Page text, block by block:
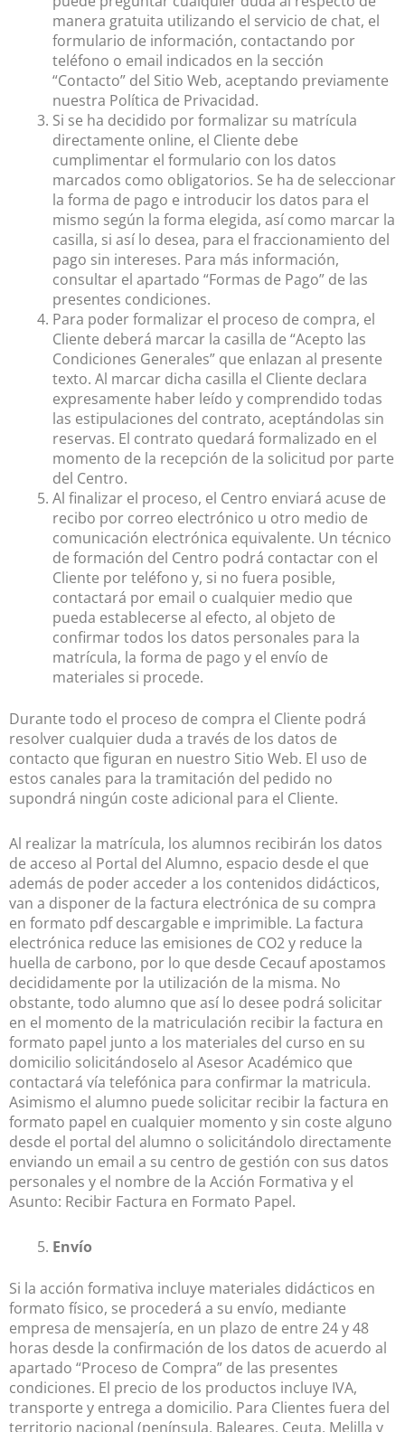
manera gratuita utilizando el servicio de chat, el
formulario de información, contactando por
teléfono o email indicados en la sección
“Contacto” del Sitio Web, aceptando previamente
nuestra Política de Privacidad.
Si se ha decidido por formalizar su matrícula
directamente online, el Cliente debe
cumplimentar el formulario con los datos
marcados como obligatorios. Se ha de seleccionar
la forma de pago e introducir los datos para el
mismo según la forma elegida, así como marcar la
casilla, si así lo desea, para el fraccionamiento del
pago sin intereses. Para más información,
consultar el apartado “Formas de Pago” de las
presentes condiciones.
Para poder formalizar el proceso de compra, el
Cliente deberá marcar la casilla de “Acepto las
Condiciones Generales” que enlazan al presente
texto. Al marcar dicha casilla el Cliente declara
expresamente haber leído y comprendido todas
las estipulaciones del contrato, aceptándolas sin
reservas. El contrato quedará formalizado en el
momento de la recepción de la solicitud por parte
del Centro.
Al finalizar el proceso, el Centro enviará acuse de
recibo por correo electrónico u otro medio de
comunicación electrónica equivalente. Un técnico
de formación del Centro podrá contactar con el
Cliente por teléfono y, si no fuera posible,
contactará por email o cualquier medio que
pueda establecerse al efecto, al objeto de
confirmar todos los datos personales para la
matrícula, la forma de pago y el envío de
materiales si procede.
Durante todo el proceso de compra el Cliente podrá
resolver cualquier duda a través de los datos de
contacto que figuran en nuestro Sitio Web. El uso de
estos canales para la tramitación del pedido no
supondrá ningún coste adicional para el Cliente.
Al realizar la matrícula, los alumnos recibirán los datos
de acceso al Portal del Alumno, espacio desde el que
además de poder acceder a los contenidos didácticos,
van a disponer de la factura electrónica de su compra
en formato pdf descargable e imprimible. La factura
electrónica reduce las emisiones de CO2 y reduce la
huella de carbono, por lo que desde Cecauf apostamos
decididamente por la utilización de la misma. No
obstante, todo alumno que así lo desee podrá solicitar
en el momento de la matriculación recibir la factura en
formato papel junto a los materiales del curso en su
domicilio solicitándoselo al Asesor Académico que
contactará vía telefónica para confirmar la matricula.
Asimismo el alumno puede solicitar recibir la factura en
formato papel en cualquier momento y sin coste alguno
desde el portal del alumno o solicitándolo directamente
enviando un email a su centro de gestión con sus datos
personales y el nombre de la Acción Formativa y el
Asunto: Recibir Factura en Formato Papel.
Envío
Si la acción formativa incluye materiales didácticos en
formato físico, se procederá a su envío, mediante
empresa de mensajería, en un plazo de entre 24 y 48
horas desde la confirmación de los datos de acuerdo al
apartado “Proceso de Compra” de las presentes
condiciones. El precio de los productos incluye IVA,
transporte y entrega a domicilio. Para Clientes fuera del
territorio nacional (península, Baleares, Ceuta, Melilla y